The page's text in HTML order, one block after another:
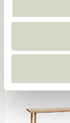
Ajouter au panier